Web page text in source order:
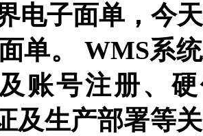
电子面单，今
单。 WMS系
账号注册、
及生产部署等